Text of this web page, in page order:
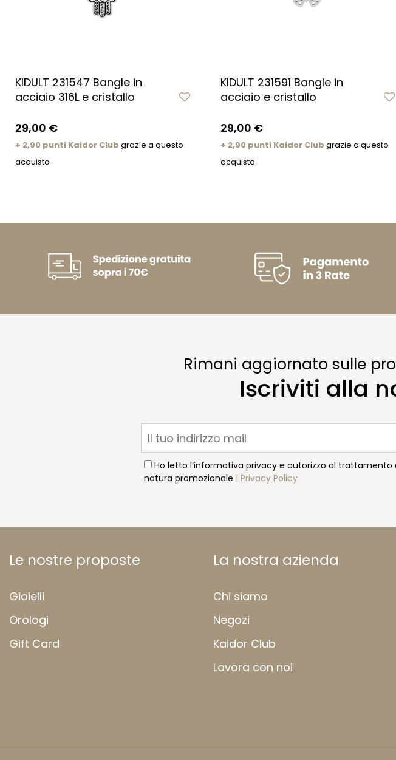
KIDULT 231547 Bangle in
acciaio 316L e cristallo
29,00 €
+ 2,90 punti Kaidor Club grazie a questo
acquisto
KIDULT 231591 Bangle in
acciaio e cristallo
29,00 €
+ 2,90 punti Kaidor Club grazie a questo
acquisto
Rimani aggiornato sulle
Iscriviti alla
Ho letto l’informativa privacy e autorizzo al
natura promozionale | Privacy Policy
Le nostre proposte
Gioielli
Orologi
Gift Card
La nostra azienda
Chi siamo
Negozi
Kaidor Club
Lavora con noi